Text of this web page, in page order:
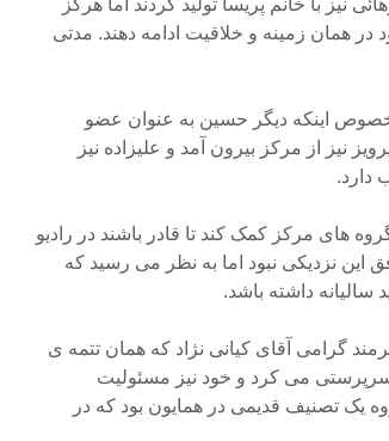
نیز با خانم پریسا تولید کردند اما هرگز
در همان زمینه و خلاقیت ادامه دهند. مدتی
اینکه دیگر حسین به عنوان عضو
نیز از مرکز بیرون آمد و علیزاده نیز
دارد.
های مرکز کمک کند تا قادر باشند در رادیو
این نزدیکی نبود اما به نظر می رسید که
داشته باشد.
گرامی آقای کیانی نژاد که همان تتمه ی
می کرد و خود نیز مسئولیت
یک تصنیف قدیمی در همایون بود که در